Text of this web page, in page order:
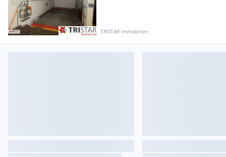
TRISTAR Immobilien